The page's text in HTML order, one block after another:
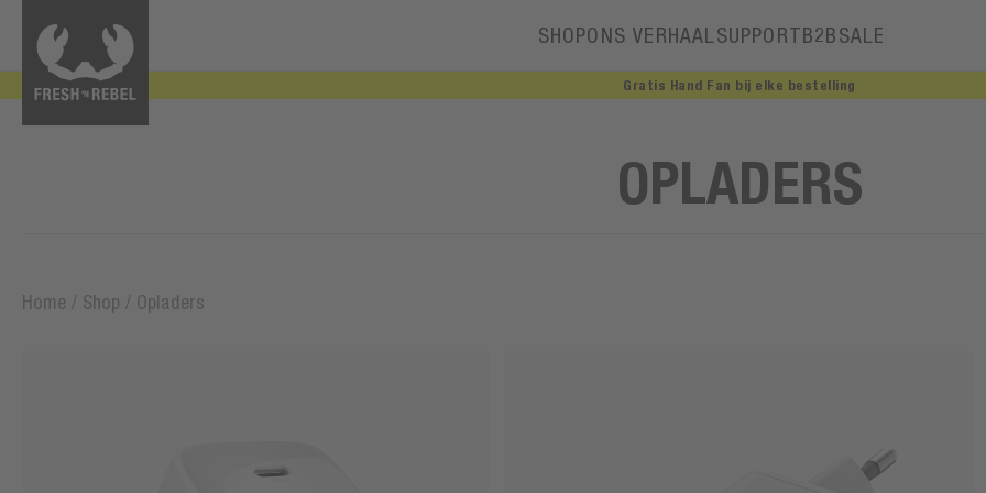
SHOPONS VERHAAL
Ons verhaal
SUPPORTB2BSALE
Gratis Hand Fan bij elke bestelling
OPLADERS
Home / Shop / Opladers